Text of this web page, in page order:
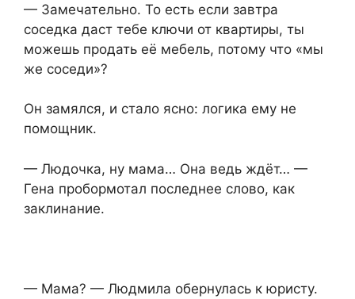
— Замечательно. То есть если завтра
соседка даст тебе ключи от квартиры, ты
можешь продать её мебель, потому что «мы
же соседи»?
Он замялся, и стало ясно: логика ему не
помощник.
— Людочка, ну мама… Она ведь ждёт… —
Гена пробормотал последнее слово, как
заклинание.
— Мама? — Людмила обернулась к юристу.